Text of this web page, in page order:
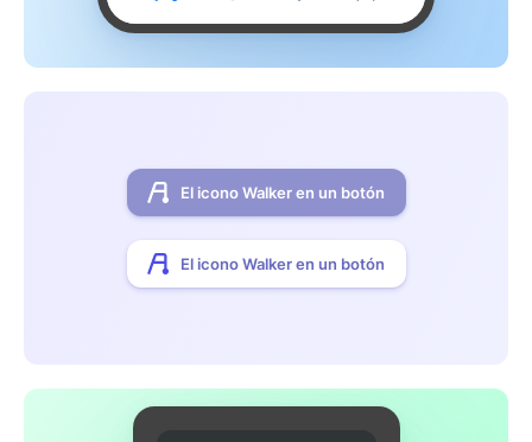
El icono Walker en un botón
El icono Walker en un botón